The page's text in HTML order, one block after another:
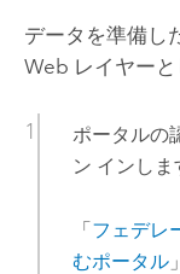
データを準備し
Web レイヤーと
ポータルの
ン インしま
「フェデレ
むポータル